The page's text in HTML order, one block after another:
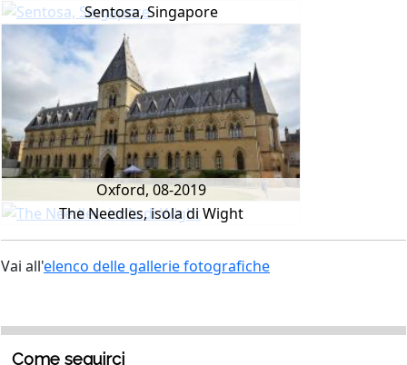
Sentosa, Singapore
Oxford, 08-2019
The Needles, isola di Wight
Vai all'elenco delle gallerie fotografiche
Come seguirci